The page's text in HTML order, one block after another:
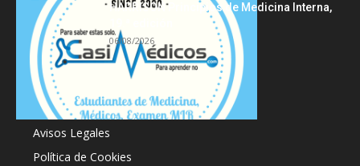
HARRISON Principios de Medicina Interna,
06/08/2026
Acerca de
Avisos Legales
Política de Cookies